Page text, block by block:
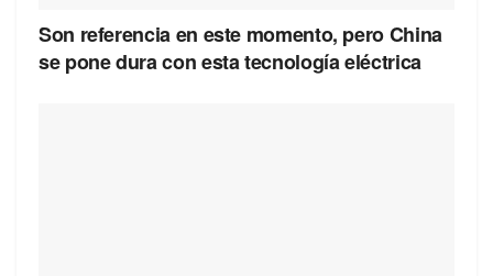
Son referencia en este momento, pero China
se pone dura con esta tecnología eléctrica